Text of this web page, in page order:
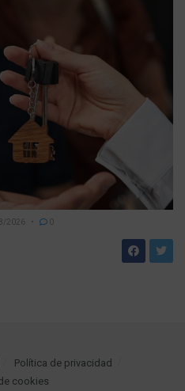
2026 0
Política de privacidad
cookies